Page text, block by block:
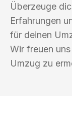
Überzeuge
Erfahrungen
für deinen
Wir freuen
Umzug zu